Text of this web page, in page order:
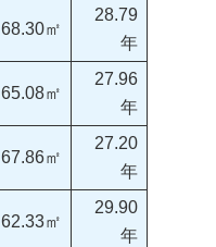
68.30㎡
28.79
年
65.08㎡
27.96
年
67.86㎡
27.20
年
62.33㎡
29.90
年